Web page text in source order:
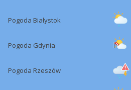
Pogoda Białystok
Pogoda Gdynia
Pogoda Rzeszów